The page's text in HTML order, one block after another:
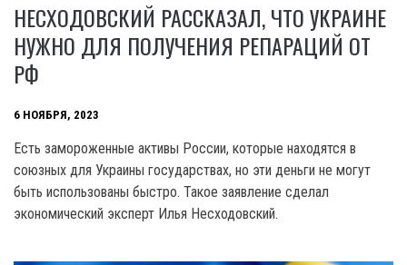
НЕСХОДОВСКИЙ РАССКАЗАЛ, ЧТО УКРАИНЕ
НУЖНО ДЛЯ ПОЛУЧЕНИЯ РЕПАРАЦИЙ ОТ
РФ
6 НОЯБРЯ, 2023
Есть замороженные активы России, которые находятся в
союзных для Украины государствах, но эти деньги не могут
быть использованы быстро. Такое заявление сделал
экономический эксперт Илья Несходовский.